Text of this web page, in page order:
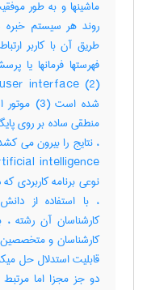
ماشینها و به طور
طریق آن با کاربر
فهرستها فرمانها یا
شده است
منطقی ساده بر روی
نوعی برنامه کاربردی
، با استفاده از
کارشناسان آن رشته
کارشناسان و متخصصین
قابلیت استدلال حل
دو جز مجزا اما